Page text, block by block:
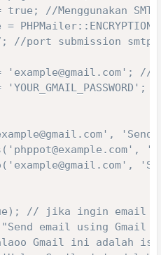
true; //Menggunakan
=
//port submission
'example@gmail.com';
'YOUR_GMAIL_PASSWORD';
// jika ingin email
email using Gmail
Gmail ini adalah